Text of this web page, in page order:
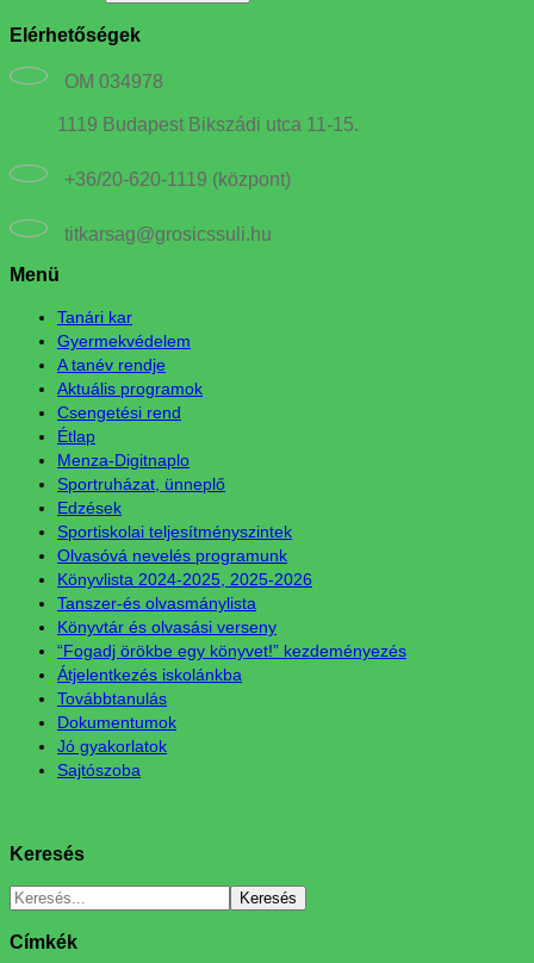
Elérhetőségek
OM 034978
1119 Budapest Bikszádi utca 11-15.
+36/20-620-1119 (központ)
titkarsag@grosicssuli.hu
Menü
Tanári kar
Gyermekvédelem
A tanév rendje
Aktuális programok
Csengetési rend
Étlap
Menza-Digitnaplo
Sportruházat, ünneplő
Edzések
Sportiskolai teljesítményszintek
Olvasóvá nevelés programunk
Könyvlista 2024-2025, 2025-2026
Tanszer-és olvasmánylista
Könyvtár és olvasási verseny
“Fogadj örökbe egy könyvet!” kezdeményezés
Átjelentkezés iskolánkba
Továbbtanulás
Dokumentumok
Jó gyakorlatok
Sajtószoba
Keresés
Címkék